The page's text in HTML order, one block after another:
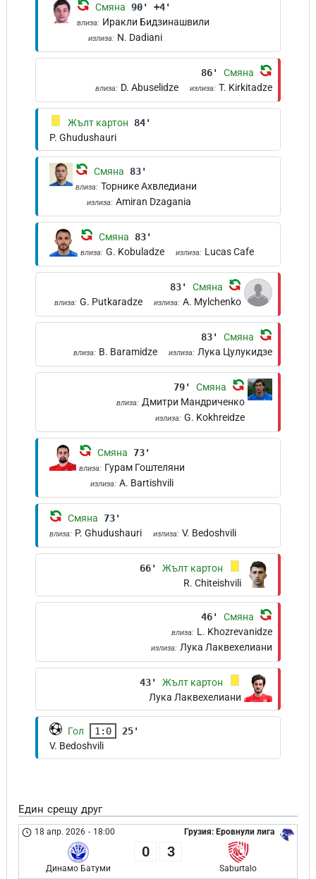
Смяна 90' +4'
влиза: Иракли Бидзинашвили
излиза: N. Dadiani
86' Смяна
влиза: D. Abuselidze излиза: T. Kirkitadze
Жълт картон
84'
P. Ghudushauri
Смяна 83'
влиза: Торнике Ахвледиани
излиза: Amiran Dzagania
Смяна 83'
влиза: G. Kobuladze излиза: Lucas Cafe
83' Смяна
влиза: G. Putkaradze излиза: A. Mylchenko
83' Смяна
влиза: B. Baramidze излиза: Лука Цулукидзе
79' Смяна
влиза: Дмитри Мандриченко
излиза: G. Kokhreidze
Смяна 73'
влиза: Гурам Гоштеляни
излиза: A. Bartishvili
Смяна 73'
влиза: P. Ghudushauri излиза: V. Bedoshvili
66'
Жълт картон
R. Chiteishvili
46' Смяна
влиза: L. Khozrevanidze
излиза: Лука Лаквехелиани
43'
Жълт картон
Лука Лаквехелиани
Гол 1:0
25'
V. Bedoshvili
Един срещу друг
Грузия: Еровнули лига
18 апр. 2026 - 18:00
Динамо Батуми
0 3
Saburtalo